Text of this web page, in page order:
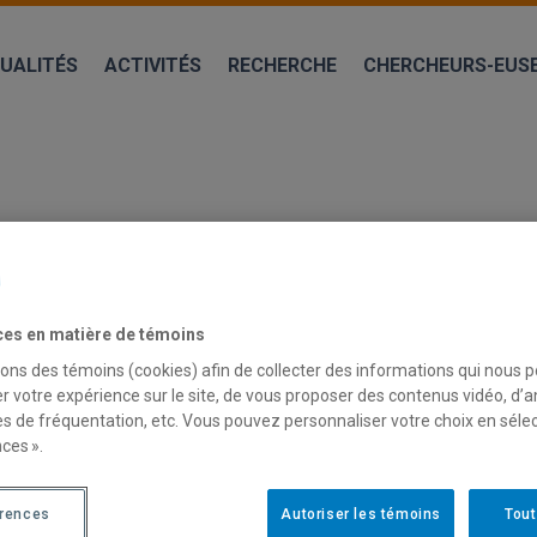
ACTIVITÉS RECHERCHE CHERCHEURS-
TO THE CO-CONSTRUCTION OF
FOR SOCIAL INCLUSION
en matière de témoins
des témoins (cookies) afin de collecter des informations qui nous
votre expérience sur le site, de vous proposer des contenus vidéo,
de fréquentation, etc. Vous pouvez personnaliser votre choix en
».
Autoriser les témoins